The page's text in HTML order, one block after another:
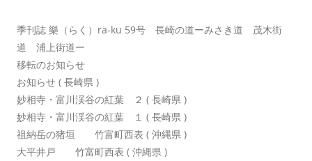
季刊誌 樂（らく）ra-ku 59号 長崎の道ーみさき道 茂木街
道 浦上街道ー
移転のお知らせ
お知らせ ( 長崎県 )
妙相寺・富川渓谷の紅葉 ２ ( 長崎県 )
妙相寺・富川渓谷の紅葉 １ ( 長崎県 )
祖納岳の猪垣 竹富町西表 ( 沖縄県 )
大平井戸 竹富町西表 ( 沖縄県 )